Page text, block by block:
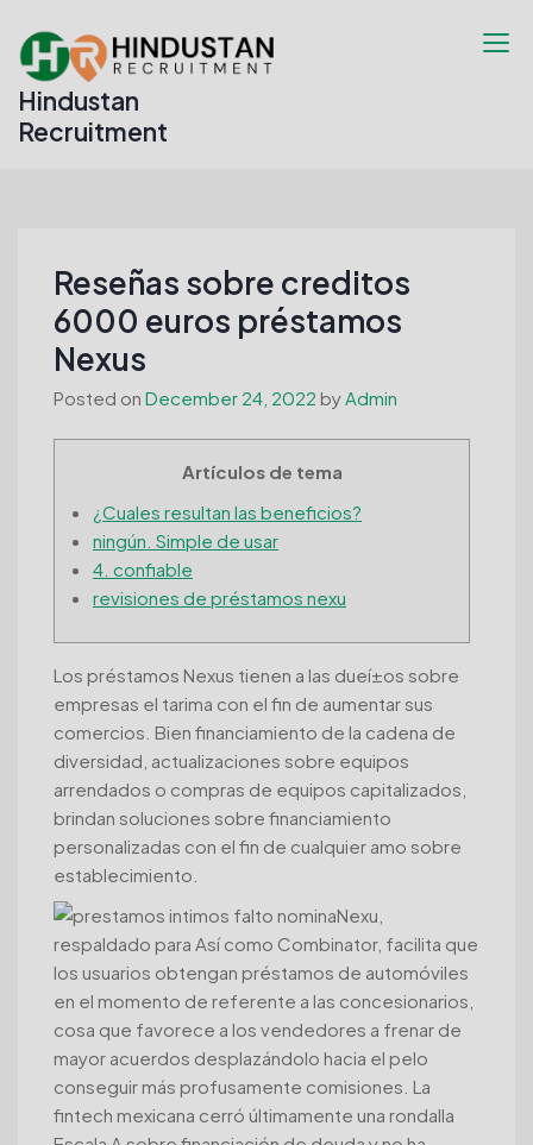
content
Hindustan
Recruitment
Reseñas sobre creditos
6000 euros préstamos
Nexus
Posted on December 24, 2022 by Admin
Artículos de tema
¿Cuales resultan las beneficios?
ningún. Simple de usar
4. confiable
revisiones de préstamos nexu
Los préstamos Nexus tienen a las dueí±os sobre
empresas el tarima con el fin de aumentar sus
comercios. Bien financiamiento de la cadena de
diversidad, actualizaciones sobre equipos
arrendados o compras de equipos capitalizados,
brindan soluciones sobre financiamiento
personalizadas con el fin de cualquier amo sobre
establecimiento.
Nexu,
respaldado para Así­ como Combinator, facilita que
los usuarios obtengan préstamos de automóviles
en el momento de referente a las concesionarios,
cosa que favorece a los vendedores a frenar de
mayor acuerdos desplazándolo hacia el pelo
conseguir más profusamente comisiones. La
fintech mexicana cerró últimamente una rondalla